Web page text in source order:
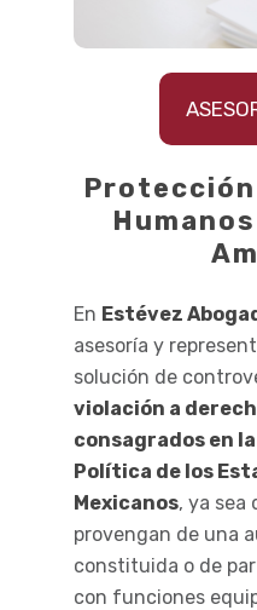
En Estévez
asesoría y
solución de
violación a
consagrados en
Política de los
Mexicanos, ya sea
provengan de una
constituida o de
con funciones